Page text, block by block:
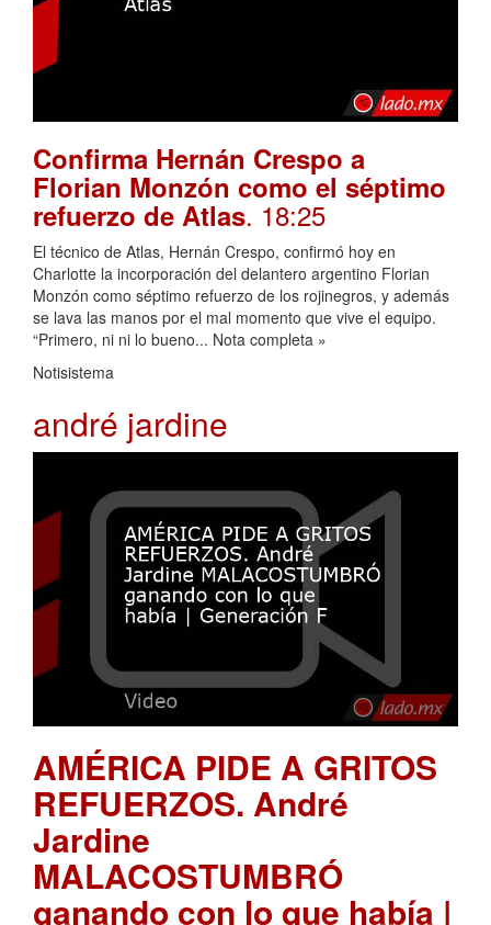
Confirma Hernán Crespo a
Florian Monzón como el séptimo
refuerzo de Atlas. 18:25
El técnico de Atlas, Hernán Crespo, confirmó hoy en
Charlotte la incorporación del delantero argentino Florian
Monzón como séptimo refuerzo de los rojinegros, y además
se lava las manos por el mal momento que vive el equipo.
“Primero, ni ni lo bueno... Nota completa »
Notisistema
andré jardine
AMÉRICA PIDE A GRITOS
REFUERZOS. André
Jardine
MALACOSTUMBRÓ
ganando con lo que había |